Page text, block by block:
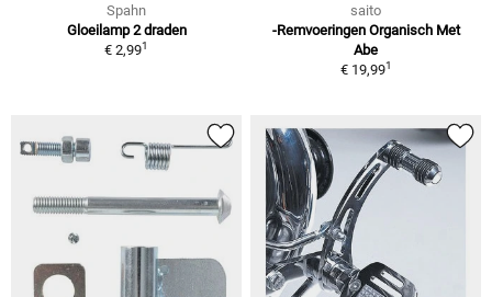
Spahn
Gloeilamp 2 draden
€ 2,991
saito
-Remvoeringen Organisch Met
Abe
€ 19,991